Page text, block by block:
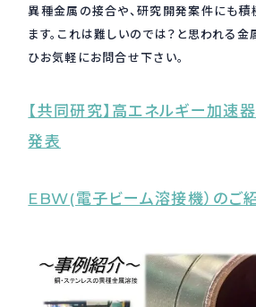
異種金属の接合や、研究開発案件にも積
ます。これは難しいのでは？と思われる金
ひお気軽にお問合せ下さい。
【共同研究】高エネルギー加速
発表
EBW(電子ビーム溶接機）のご